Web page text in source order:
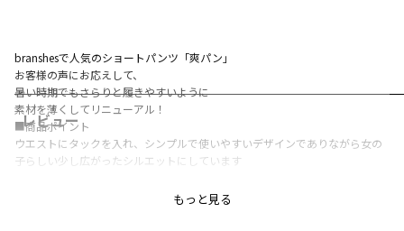
レビュー
branshesで人気のショートパンツ「爽パン」
お客様の声にお応えして、
暑い時期でもさらりと履きやすいように
素材を薄くしてリニューアル！
■商品ポイント
ウエストにタックを入れ、シンプルで使いやすいデザインでありながら女の
子らしい少し広がったシルエットにしています
シワになりにくく扱いやすい素材！もっと見る